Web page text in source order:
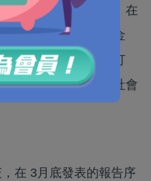
進了新冷戰的境地。在
研究機構「傳統基金
新一輪的冷戰已經打
對現實，要動員全社會
在 3月底發表的報告序